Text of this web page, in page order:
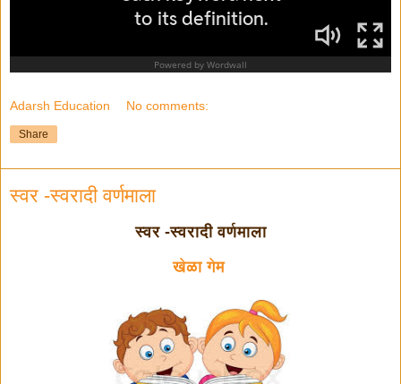
Adarsh Education No comments:
Share
स्वर -स्वरादी वर्णमाला
स्वर -स्वरादी वर्णमाला
खेळा गेम